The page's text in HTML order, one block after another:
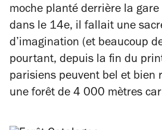
moche planté derrière la
dans le 14e, il fallait une
d’imagination (et beaucoup
pourtant, depuis la fin du
parisiens peuvent bel et bien
une forêt de 4 000 mètres